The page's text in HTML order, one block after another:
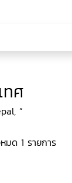
ทศ
”
มด 1 รายการ